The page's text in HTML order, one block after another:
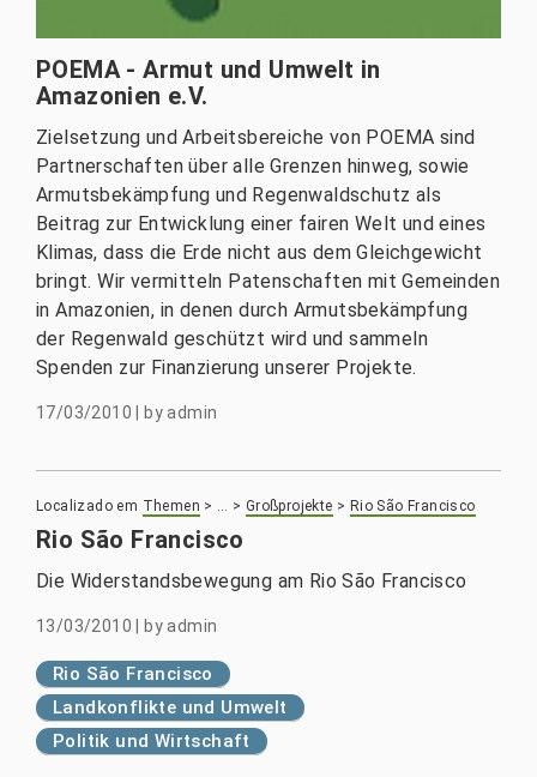
POEMA - Armut und Umwelt in
Amazonien e.V.
Zielsetzung und Arbeitsbereiche von POEMA sind
Partnerschaften über alle Grenzen hinweg, sowie
Armutsbekämpfung und Regenwaldschutz als
Beitrag zur Entwicklung einer fairen Welt und eines
Klimas, dass die Erde nicht aus dem Gleichgewicht
bringt. Wir vermitteln Patenschaften mit Gemeinden
in Amazonien, in denen durch Armutsbekämpfung
der Regenwald geschützt wird und sammeln
Spenden zur Finanzierung unserer Projekte.
17/03/2010 byadmin
Localizado em Themen > … > Großprojekte > Rio São Francisco
Rio São Francisco
Die Widerstandsbewegung am Rio São Francisco
13/03/2010 byadmin
Rio São Francisco
Landkonflikte und Umwelt
Politik und Wirtschaft